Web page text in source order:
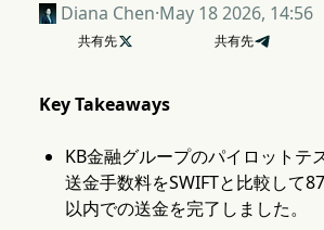
Diana Chen·May 18 2026, 14:56
共有先 共有先
Key Takeaways
KB金融グループのパイロットテ
送金手数料をSWIFTと比較して
以内での送金を完了しました。